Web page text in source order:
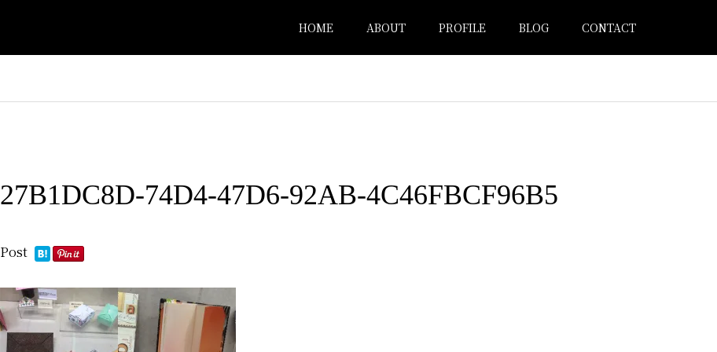
HOME ABOUT PROFILE BLOG CONTACT
27B1DC8D-74D4-47D6-92AB-4C46FBCF96B5
Post